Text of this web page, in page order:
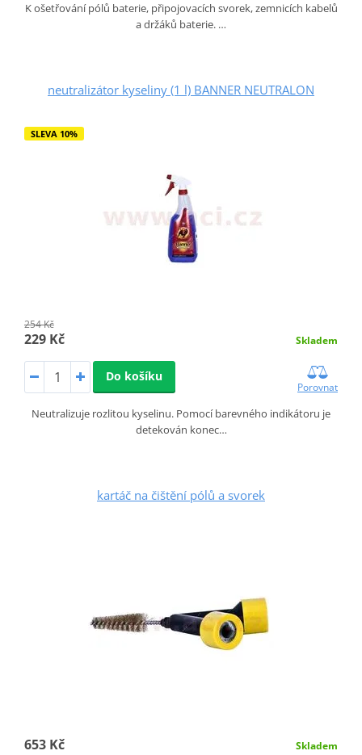
K ošetřování pólů baterie, připojovacích svorek, zemnicích kabelů
a držáků baterie. …
neutralizátor kyseliny (1 l) BANNER NEUTRALON
SLEVA 10%
254 Kč
229 Kč Skladem
Do košíku
Porovnat
Neutralizuje rozlitou kyselinu. Pomocí barevného indikátoru je
detekován konec…
kartáč na čištění pólů a svorek
653 Kč Skladem